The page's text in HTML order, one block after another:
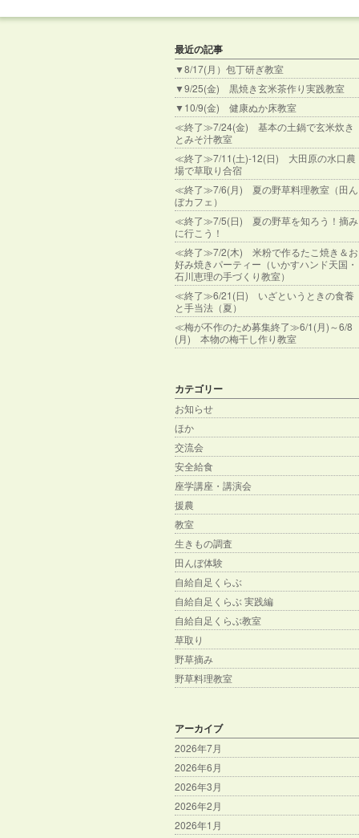
最近の記事
▼8/17(月）包丁研ぎ教室
▼9/25(金) 黒焼き玄米茶作り実践教室
▼10/9(金) 健康ぬか床教室
≪終了≫7/24(金) 基本の土鍋で玄米炊き
とみそ汁教室
≪終了≫7/11(土)-12(日) 大田原の水口農
場で草取り合宿
≪終了≫7/6(月) 夏の野草料理教室（田ん
ぼカフェ）
≪終了≫7/5(日) 夏の野草を知ろう！摘み
に行こう！
≪終了≫7/2(木) 米粉で作るたこ焼き＆お
好み焼きパーティー（いかすハンド天国・
石川恵理の手づくり教室）
≪終了≫6/21(日) いざというときの食養
と手当法（夏）
≪梅が不作のため募集終了≫6/1(月)～6/8
(月) 本物の梅干し作り教室
カテゴリー
お知らせ
ほか
交流会
安全給食
座学講座・講演会
援農
教室
生きもの調査
田んぼ体験
自給自足くらぶ
自給自足くらぶ 実践編
自給自足くらぶ教室
草取り
野草摘み
野草料理教室
アーカイブ
2026年7月
2026年6月
2026年3月
2026年2月
2026年1月